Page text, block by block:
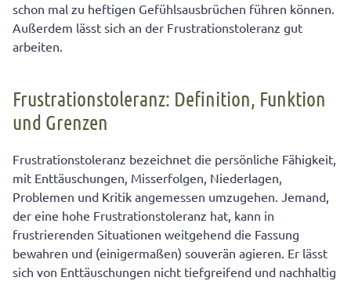
schon mal zu heftigen Gefühlsausbrüchen führen können.
Außerdem lässt sich an der Frustrationstoleranz gut
arbeiten.
Frustrationstoleranz: Definition, Funktion
und Grenzen
Frustrationstoleranz bezeichnet die persönliche Fähigkeit,
mit Enttäuschungen, Misserfolgen, Niederlagen,
Problemen und Kritik angemessen umzugehen. Jemand,
der eine hohe Frustrationstoleranz hat, kann in
frustrierenden Situationen weitgehend die Fassung
bewahren und (einigermaßen) souverän agieren. Er lässt
sich von Enttäuschungen nicht tiefgreifend und nachhaltig